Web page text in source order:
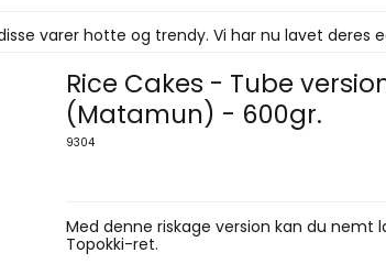
varer hotte og trendy. Vi har nu lavet
Rice Cakes - Tube
(Matamun) - 600gr.
9304
Med denne riskage version kan du nemt
Topokki-ret.